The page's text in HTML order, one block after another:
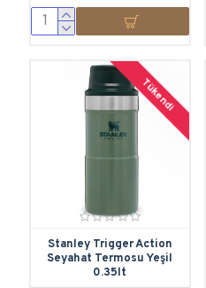
Tükendi
Stanley Trigger Action
Seyahat Termosu Yeşil
0.35lt